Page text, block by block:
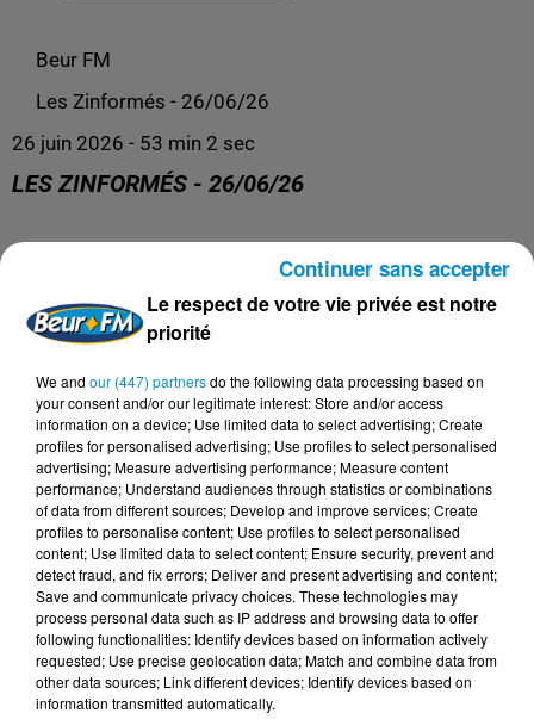
Beur FM
Les Zinformés - 26/06/26
26 juin 2026 - 53 min 2 sec
LES ZINFORMÉS - 26/06/26
Les Zinformés, le rendez-vous avec l'actualité, tous les
DERNIERS PODCASTS
24 juillet 2026
Les Zinformés - 24/07/26
Le respect de votre vie privée est notre
priorité
We and our (447) partnersdo the following data processing based on
your consent and/or our legitimate interest: Store and/or access
information on a device; Use limited data to select advertising; Create
profiles for personalised advertising; Use profiles to select personalised
advertising; Measure advertising performance; Measure content
performance; Understand audiences through statistics or combinations
of data from different sources; Develop and improve services; Create
profiles to personalise content; Use profiles to select personalised
content; Use limited data to select content; Ensure security, prevent and
detect fraud, and fix errors; Deliver and present advertising and content;
Save and communicate privacy choices. These technologies may
process personal data such as IP address and browsing data to offer
following functionalities: Identify devices based on information actively
requested; Use precise geolocation data; Match and combine data from
other data sources; Link different devices; Identify devices based on
information transmitted automatically.
Continuer sans accepter